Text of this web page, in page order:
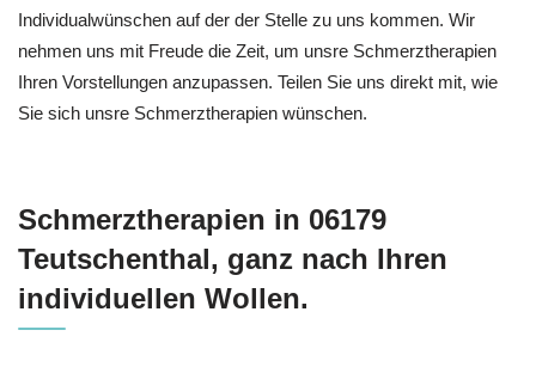
Individualwünschen auf der der Stelle zu uns kommen. Wir
nehmen uns mit Freude die Zeit, um unsre Schmerztherapien
Ihren Vorstellungen anzupassen. Teilen Sie uns direkt mit, wie
Sie sich unsre Schmerztherapien wünschen.
Schmerztherapien in 06179
Teutschenthal, ganz nach Ihren
individuellen Wollen.